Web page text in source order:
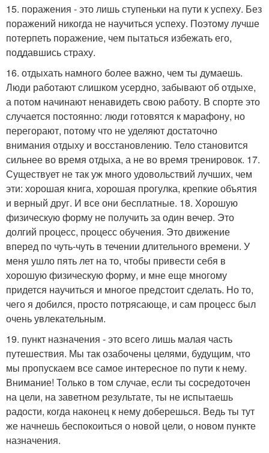
15. поражения - это лишь ступеньки на пути к успеху. Без
поражений никогда не научиться успеху. Поэтому лучше
потерпеть поражение, чем пытаться избежать его,
поддавшись страху.
16. отдыхать намного более важно, чем ты думаешь.
Люди работают слишком усердно, забывают об отдыхе,
а потом начинают ненавидеть свою работу. В спорте это
случается постоянно: люди готовятся к марафону, но
перегорают, потому что не уделяют достаточно
внимания отдыху и восстановлению. Тело становится
сильнее во время отдыха, а не во время тренировок. 17.
Существует не так уж много удовольствий лучших, чем
эти: хорошая книга, хорошая прогулка, крепкие объятия
и верный друг. И все они бесплатные. 18. Хорошую
физическую форму не получить за один вечер. Это
долгий процесс, процесс обучения. Это движение
вперед по чуть-чуть в течении длительного времени. У
меня ушло пять лет на то, чтобы привести себя в
хорошую физическую форму, и мне еще многому
придется научиться и многое предстоит сделать. Но то,
чего я добился, просто потрясающе, и сам процесс был
очень увлекательным.
19. пункт назначения - это всего лишь малая часть
путешествия. Мы так озабочены целями, будущим, что
мы пропускаем все самое интересное по пути к нему.
Внимание! Только в том случае, если ты сосредоточен
на цели, на заветном результате, ты не испытаешь
радости, когда наконец к нему доберешься. Ведь ты тут
же начнешь беспокоиться о новой цели, о новом пункте
назначения.